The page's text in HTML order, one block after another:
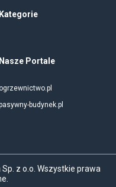
Kategorie
Nasze Portale
ogrzewnictwo.pl
budynek.pl
z o.o. Wszystkie prawa